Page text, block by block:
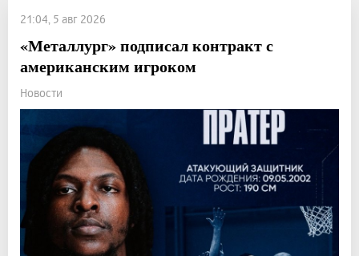
21:04, 5 авг 2026
«Металлург» подписал контракт с
американским игроком
Новости